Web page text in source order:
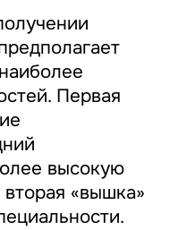
Первая
высокую
«вышка»